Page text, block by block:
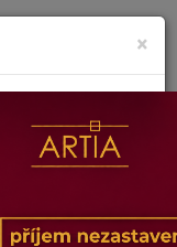
van den Enden)
rytec: Petrus de Balliu/
×